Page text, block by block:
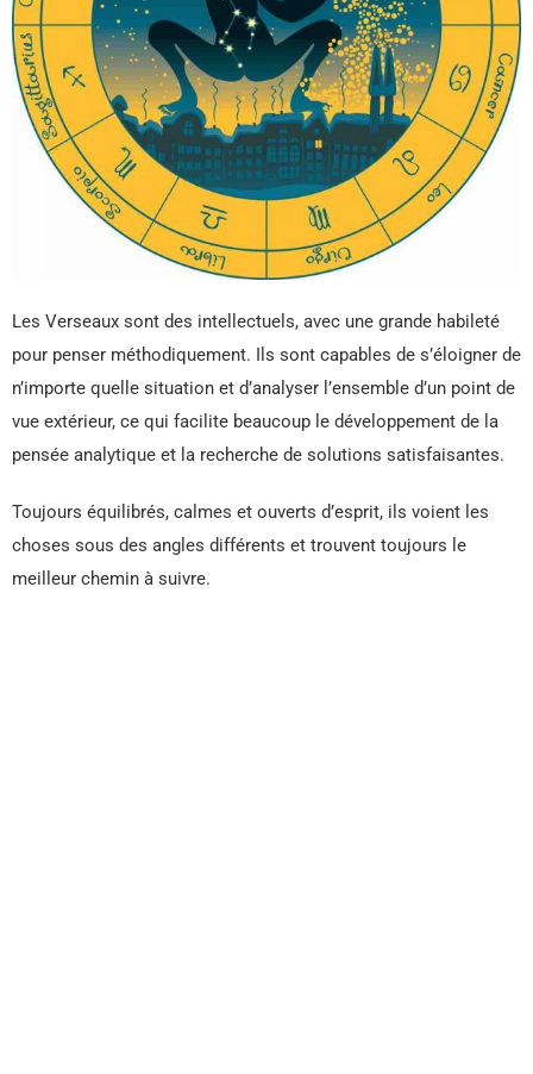
Les Verseaux sont des intellectuels, avec une grande habileté
pour penser méthodiquement. Ils sont capables de s’éloigner de
n’importe quelle situation et d’analyser l’ensemble d’un point de
vue extérieur, ce qui facilite beaucoup le développement de la
pensée analytique et la recherche de solutions satisfaisantes.
Toujours équilibrés, calmes et ouverts d’esprit, ils voient les
choses sous des angles différents et trouvent toujours le
meilleur chemin à suivre.